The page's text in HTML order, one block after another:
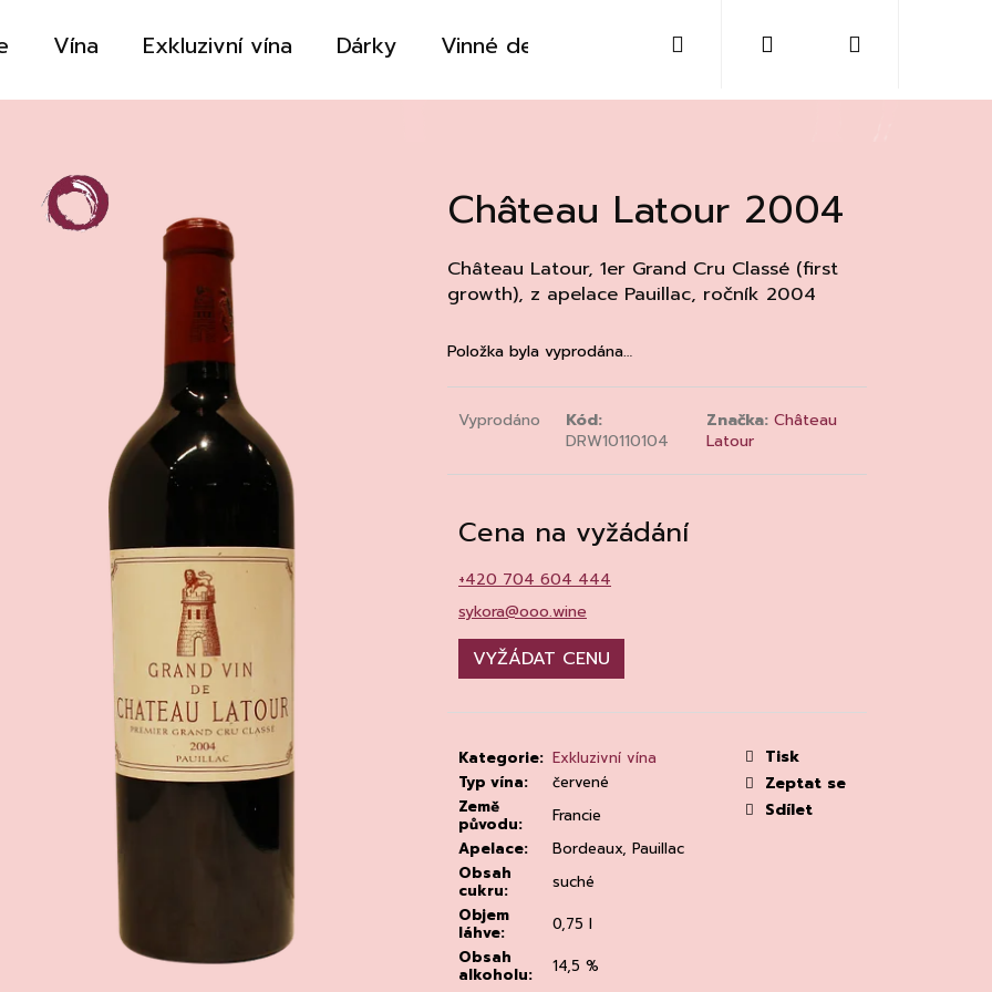
Vína Exkluzivní vína Dárky Vinné destiláty Sklo Doplňky Kontakt
Přihlášení
Château Latour 2004
Château Latour, 1er Grand Cru Classé (first
growth), z apelace Pauillac, ročník 2004
Položka byla vyprodána…
Vyprodáno
Kód:
DRW10110104
Značka: Château
Latour
Cena na vyžádání
+420 704 604 444
sykora@ooo.wine
VYŽÁDAT CENU
Kategorie: Exkluzivní vína
Typ vína:
červené
Země
původu:
Francie
Apelace:
Bordeaux, Pauillac
Obsah
cukru:
suché
Objem
láhve:
0,75 l
Obsah
alkoholu:
14,5 %
Tisk
Zeptat se
Sdílet
Doporučujeme
CHATELDON, VODA PERLIVÁ